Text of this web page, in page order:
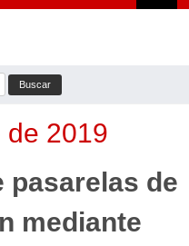
de 2019
pasarelas de
mediante